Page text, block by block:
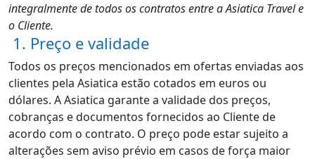
integralmente de todos os contratos entre a Asiatica Travel e
o Cliente.
1. Preço e validade
Todos os preços mencionados em ofertas enviadas aos
clientes pela Asiatica estão cotados em euros ou
dólares. A Asiatica garante a validade dos preços,
cobranças e documentos fornecidos ao Cliente de
acordo com o contrato. O preço pode estar sujeito a
alterações sem aviso prévio em casos de força maior